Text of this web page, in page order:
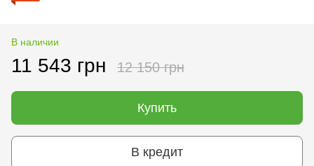
В наличии
11 543 грн 12 150 грн
Купить
В кредит